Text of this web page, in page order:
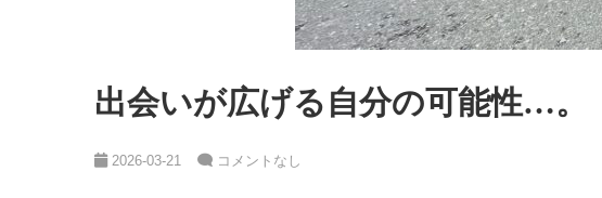
出会いが広げる自分の可能性…。
2026-03-21 コメントなし